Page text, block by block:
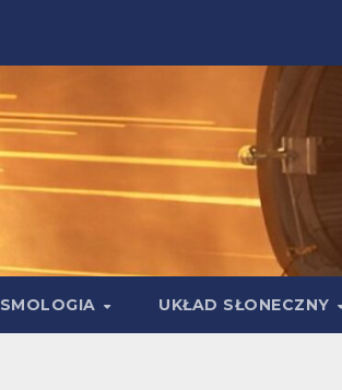
UKŁAD SŁONECZNY